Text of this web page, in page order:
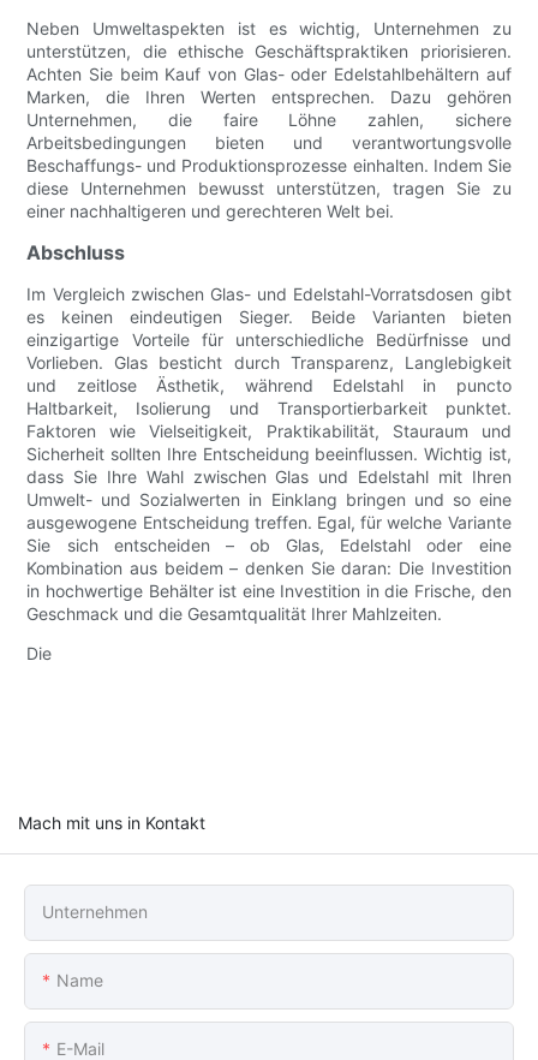
Neben Umweltaspekten ist es wichtig, Unternehmen zu
unterstützen, die ethische Geschäftspraktiken priorisieren.
Achten Sie beim Kauf von Glas- oder Edelstahlbehältern auf
Marken, die Ihren Werten entsprechen. Dazu gehören
Unternehmen, die faire Löhne zahlen, sichere
Arbeitsbedingungen bieten und verantwortungsvolle
Beschaffungs- und Produktionsprozesse einhalten. Indem Sie
diese Unternehmen bewusst unterstützen, tragen Sie zu
einer nachhaltigeren und gerechteren Welt bei.
Abschluss
Im Vergleich zwischen Glas- und Edelstahl-Vorratsdosen gibt
es keinen eindeutigen Sieger. Beide Varianten bieten
einzigartige Vorteile für unterschiedliche Bedürfnisse und
Vorlieben. Glas besticht durch Transparenz, Langlebigkeit
und zeitlose Ästhetik, während Edelstahl in puncto
Haltbarkeit, Isolierung und Transportierbarkeit punktet.
Faktoren wie Vielseitigkeit, Praktikabilität, Stauraum und
Sicherheit sollten Ihre Entscheidung beeinflussen. Wichtig ist,
dass Sie Ihre Wahl zwischen Glas und Edelstahl mit Ihren
Umwelt- und Sozialwerten in Einklang bringen und so eine
ausgewogene Entscheidung treffen. Egal, für welche Variante
Sie sich entscheiden – ob Glas, Edelstahl oder eine
Kombination aus beidem – denken Sie daran: Die Investition
in hochwertige Behälter ist eine Investition in die Frische, den
Geschmack und die Gesamtqualität Ihrer Mahlzeiten.
Die
Mach mit uns in Kontakt
Unternehmen
Name
E-Mail